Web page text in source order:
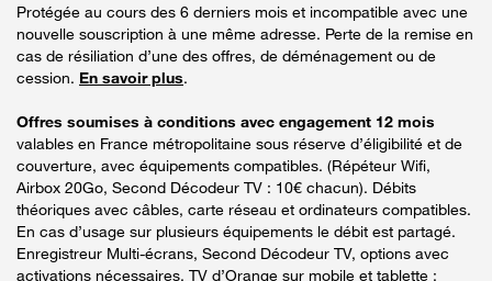
Protégée au cours des 6 derniers mois et incompatible avec une
nouvelle souscription à une même adresse. Perte de la remise en
cas de résiliation d’une des offres, de déménagement ou de
cession. En savoir plus.
Offres soumises à conditions avec engagement 12 mois
valables en France métropolitaine sous réserve d’éligibilité et de
couverture, avec équipements compatibles. (Répéteur Wifi,
Airbox 20Go, Second Décodeur TV : 10€ chacun). Débits
théoriques avec câbles, carte réseau et ordinateurs compatibles.
En cas d’usage sur plusieurs équipements le débit est partagé.
Enregistreur Multi-écrans, Second Décodeur TV, options avec
activations nécessaires. TV d’Orange sur mobile et tablette :